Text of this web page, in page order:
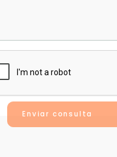
Enviar consulta